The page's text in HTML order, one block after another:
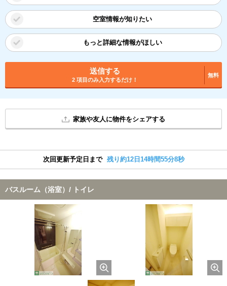
空室情報が知りたい
もっと詳細な情報がほしい
送信する
2 項目のみ入力するだけ！
無料
家族や友人に物件をシェアする
次回更新予定日まで 残り約12日14時間55分7秒
バスルーム（浴室）/ トイレ